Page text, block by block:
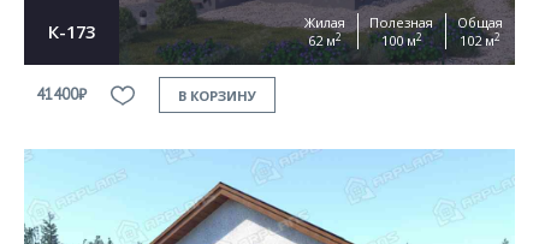
К-173
Жилая
62 м2
Полезная
100 м2
Общая
102 м2
41400₽ В КОРЗИНУ